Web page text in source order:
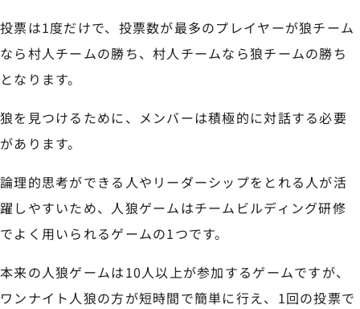
投票は1度だけで、投票数が最多のプレイヤーが狼チーム
なら村人チームの勝ち、村人チームなら狼チームの勝ち
となります。
狼を見つけるために、メンバーは積極的に対話する必要
があります。
論理的思考ができる人やリーダーシップをとれる人が活
躍しやすいため、人狼ゲームはチームビルディング研修
でよく用いられるゲームの1つです。
本来の人狼ゲームは10人以上が参加するゲームですが、
ワンナイト人狼の方が短時間で簡単に行え、1回の投票で